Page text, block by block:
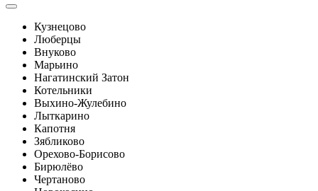
Кузнецово
Люберцы
Внуково
Марьино
Нагатинский Затон
Котельники
Выхино-Жулебино
Лыткарино
Капотня
Зябликово
Орехово-Борисово
Бирюлёво
Чертаново